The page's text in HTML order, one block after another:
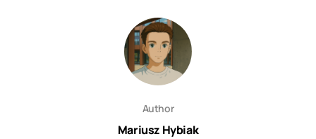
Author
Mariusz Hybiak